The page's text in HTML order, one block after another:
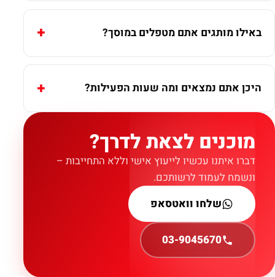
באילו מותגים אתם מטפלים במוסך?
היכן אתם נמצאים ומה שעות הפעילות?
מוכנים לצאת לדרך?
דברו איתנו עכשיו לייעוץ אישי וללא התחייבות –
ונשמח לעמוד לרשותכם.
שלחו וואטסאפ
03-9045670